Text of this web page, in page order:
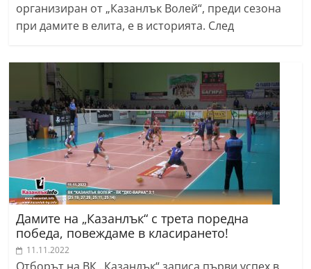
организиран от „Казанлък Волей“, преди сезона
при дамите в елита, е в историята. След
Дамите на „Казанлък“ с трета поредна
победа, повеждаме в класирането!
11.11.2022